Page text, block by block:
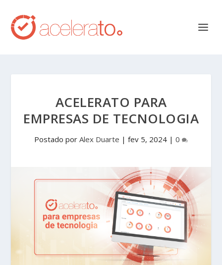
ACELERATO PARA
EMPRESAS DE TECNOLOGIA
Postado por Alex Duarte | fev 5, 2024 | 0